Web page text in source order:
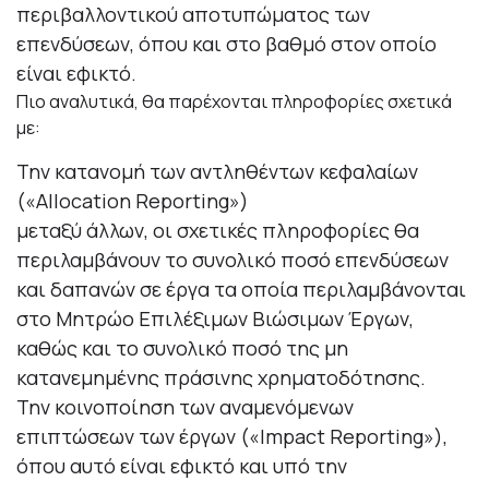
περιβαλλοντικού αποτυπώματος των
επενδύσεων, όπου και στο βαθμό στον οποίο
είναι εφικτό.
Πιο αναλυτικά, θα παρέχονται πληροφορίες σχετικά
με:
Την κατανομή των αντληθέντων κεφαλαίων
(«Allocation Reporting»)
μεταξύ άλλων, οι σχετικές πληροφορίες θα
περιλαμβάνουν το συνολικό ποσό επενδύσεων
και δαπανών σε έργα τα οποία περιλαμβάνονται
στο Μητρώο Επιλέξιμων Βιώσιμων Έργων,
καθώς και το συνολικό ποσό της μη
κατανεμημένης πράσινης χρηματοδότησης.
Την κοινοποίηση των αναμενόμενων
επιπτώσεων των έργων («Impact Reporting»),
όπου αυτό είναι εφικτό και υπό την